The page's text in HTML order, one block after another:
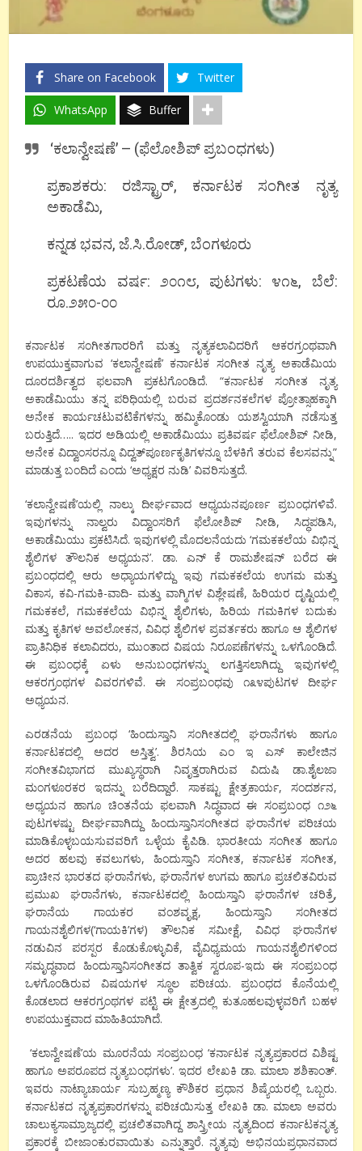
Share on Facebook Twitter
WhatsApp Buffer
‘ಕಲಾನ್ವೇಷಣೆ’ – (ಫೆಲೋಶಿಪ್ ಪ್ರಬಂಧಗಳು)
ಪ್ರಕಾಶಕರು: ರಜಿಸ್ಟ್ರಾರ್, ಕರ್ನಾಟಕ ಸಂಗೀತ ನೃತ್ಯ
ಅಕಾಡೆಮಿ,
ಕನ್ನಡ ಭವನ, ಜೆ.ಸಿ.ರೋಡ್, ಬೆಂಗಳೂರು
ಪ್ರಕಟಣೆಯ ವರ್ಷ: ೨೦೧೮, ಪುಟಗಳು: ೪೧೬, ಬೆಲೆ:
ರೂ.೨೫೦-೦೦
ಕರ್ನಾಟಕ ಸಂಗೀತಗಾರರಿಗೆ ಮತ್ತು ನೃತ್ಯಕಲಾವಿದರಿಗೆ ಆಕರಗ್ರಂಥವಾಗಿ
ಉಪಯುಕ್ತವಾಗುವ ‘ಕಲಾನ್ವೇಷಣೆ’ ಕರ್ನಾಟಕ ಸಂಗೀತ ನೃತ್ಯ ಅಕಾಡೆಮಿಯ
ದೂರದರ್ಶಿತ್ವದ ಫಲವಾಗಿ ಪ್ರಕಟಗೊಂಡಿದೆ. “ಕರ್ನಾಟಕ ಸಂಗೀತ ನೃತ್ಯ
ಅಕಾಡೆಮಿಯು ತನ್ನ ಪರಿಧಿಯಲ್ಲಿ ಬರುವ ಪ್ರದರ್ಶನಕಲೆಗಳ ಪ್ರೋತ್ಸಾಹಕ್ಕಾಗಿ
ಅನೇಕ ಕಾರ್ಯಚಟುವಟಿಕೆಗಳನ್ನು ಹಮ್ಮಿಕೊಂಡು ಯಶಸ್ವಿಯಾಗಿ ನಡೆಸುತ್ತ
ಬರುತ್ತಿದೆ….. ಇದರ ಅಡಿಯಲ್ಲಿ ಅಕಾಡೆಮಿಯು ಪ್ರತಿವರ್ಷ ಫೆಲೋಶಿಪ್ ನೀಡಿ,
ಅನೇಕ ವಿದ್ವಾಂಸರನ್ನೂ ವಿದ್ವತ್‌ಪೂರ್ಣಕೃತಿಗಳನ್ನೂ ಬೆಳಕಿಗೆ ತರುವ ಕೆಲಸವನ್ನು”
ಮಾಡುತ್ತ ಬಂದಿದೆ ಎಂದು ‘ಅಧ್ಯಕ್ಷರ ನುಡಿ’ ವಿವರಿಸುತ್ತದೆ.
‘ಕಲಾನ್ವೇಷಣೆ’ಯಲ್ಲಿ ನಾಲ್ಕು ದೀರ್ಘವಾದ ಆಧ್ಯಯನಪೂರ್ಣ ಪ್ರಬಂಧಗಳಿವೆ.
ಇವುಗಳನ್ನು ನಾಲ್ವರು ವಿದ್ವಾಂಸರಿಗೆ ಫೆಲೋಶಿಪ್ ನೀಡಿ, ಸಿದ್ಧಪಡಿಸಿ,
ಅಕಾಡೆಮಿಯು ಪ್ರಕಟಿಸಿದೆ. ಇವುಗಳಲ್ಲಿ ಮೊದಲನೆಯದು ‘ಗಮಕಕಲೆಯ ವಿಭಿನ್ನ
ಶೈಲಿಗಳ ತೌಲನಿಕ ಅಧ್ಯಯನ’. ಡಾ. ಎನ್ ಕೆ ರಾಮಶೇಷನ್ ಬರೆದ ಈ
ಪ್ರಬಂಧದಲ್ಲಿ ಆರು ಅಧ್ಯಾಯಗಳಿದ್ದು ಇವು ಗಮಕಕಲೆಯ ಉಗಮ ಮತ್ತು
ವಿಕಾಸ, ಕವಿ-ಗಮಕಿ-ವಾದಿ- ಮತ್ತು ವಾಗ್ಮಿಗಳ ವಿಶ್ಲೇಷಣೆ, ಹಿರಿಯರ ದೃಷ್ಟಿಯಲ್ಲಿ
ಗಮಕಕಲೆ, ಗಮಕಕಲೆಯ ವಿಭಿನ್ನ ಶೈಲಿಗಳು, ಹಿರಿಯ ಗಮಕಿಗಳ ಬದುಕು
ಮತ್ತು ಕೃತಿಗಳ ಅವಲೋಕನ, ವಿವಿಧ ಶೈಲಿಗಳ ಪ್ರವರ್ತಕರು ಹಾಗೂ ಆ ಶೈಲಿಗಳ
ಪ್ರಾತಿನಿಧಿಕ ಕಲಾವಿದರು, ಮುಂತಾದ ವಿಷಯ ನಿರೂಪಣೆಗಳನ್ನು ಒಳಗೊಂಡಿದೆ.
ಈ ಪ್ರಬಂಧಕ್ಕೆ ಏಳು ಅನುಬಂಧಗಳನ್ನು ಲಗತ್ತಿಸಲಾಗಿದ್ದು ಇವುಗಳಲ್ಲಿ
ಆಕರಗ್ರಂಥಗಳ ವಿವರಗಳಿವೆ. ಈ ಸಂಪ್ರಬಂಧವು ೧೩೪ಪುಟಗಳ ದೀರ್ಘ
ಅಧ್ಯಯನ.
ಎರಡನೆಯ ಪ್ರಬಂಧ ‘ಹಿಂದುಸ್ತಾನಿ ಸಂಗೀತದಲ್ಲಿ ಘರಾನೆಗಳು ಹಾಗೂ
ಕರ್ನಾಟಕದಲ್ಲಿ ಅದರ ಅಸ್ತಿತ್ವ’. ಶಿರಸಿಯ ಎಂ ಇ ಎಸ್ ಕಾಲೇಜಿನ
ಸಂಗೀತವಿಭಾಗದ ಮುಖ್ಯಸ್ಥರಾಗಿ ನಿವೃತ್ತರಾಗಿರುವ ವಿದುಷಿ ಡಾ.ಶೈಲಜಾ
ಮಂಗಳೂರಕರ ಇದನ್ನು ಬರೆದಿದ್ದಾರೆ. ಸಾಕಷ್ಟು ಕ್ಷೇತ್ರಕಾರ್ಯ, ಸಂದರ್ಶನ,
ಅಧ್ಯಯನ ಹಾಗೂ ಚಿಂತನೆಯ ಫಲವಾಗಿ ಸಿದ್ಧವಾದ ಈ ಸಂಪ್ರಬಂಧ ೧೨೬
ಪುಟಗಳಷ್ಟು ದೀರ್ಘವಾಗಿದ್ದು ಹಿಂದುಸ್ತಾನಿಸಂಗೀತದ ಘರಾನೆಗಳ ಪರಿಚಯ
ಮಾಡಿಕೊಳ್ಳಬಯಸುವವರಿಗೆ ಒಳ್ಳೆಯ ಕೈಪಿಡಿ. ಭಾರತೀಯ ಸಂಗೀತ ಹಾಗೂ
ಅದರ ಹಲವು ಕವಲುಗಳು, ಹಿಂದುಸ್ತಾನಿ ಸಂಗೀತ, ಕರ್ನಾಟಕ ಸಂಗೀತ,
ಪ್ರಾಚೀನ ಭಾರತದ ಘರಾನೆಗಳು, ಘರಾನೆಗಳ ಉಗಮ ಹಾಗೂ ಪ್ರಚಲಿತವಿರುವ
ಪ್ರಮುಖ ಘರಾನೆಗಳು, ಕರ್ನಾಟಕದಲ್ಲಿ ಹಿಂದುಸ್ತಾನಿ ಘರಾನೆಗಳ ಚರಿತ್ರೆ,
ಘರಾನೆಯ ಗಾಯಕರ ವಂಶವೃಕ್ಷ, ಹಿಂದುಸ್ತಾನಿ ಸಂಗೀತದ
ಗಾಯನಶೈಲಿಗಳ(‘ಗಾಯಕಿ’ಗಳ) ತೌಲನಿಕ ಸಮೀಕ್ಷೆ, ವಿವಿಧ ಘರಾನೆಗಳ
ನಡುವಿನ ಪರಸ್ಪರ ಕೊಡುಕೊಳ್ಳುವಿಕೆ, ವೈವಿಧ್ಯಮಯ ಗಾಯನಶೈಲಿಗಳಿಂದ
ಸಮೃದ್ಧವಾದ ಹಿಂದುಸ್ತಾನಿಸಂಗೀತದ ತಾತ್ವಿಕ ಸ್ವರೂಪ-ಇದು ಈ ಸಂಪ್ರಬಂಧ
ಒಳಗೊಂಡಿರುವ ವಿಷಯಗಳ ಸ್ಥೂಲ ಪರಿಚಯ. ಪ್ರಬಂಧದ ಕೊನೆಯಲ್ಲಿ
ಕೊಡಲಾದ ಆಕರಗ್ರಂಥಗಳ ಪಟ್ಟಿ ಈ ಕ್ಷೇತ್ರದಲ್ಲಿ ಕುತೂಹಲವುಳ್ಳವರಿಗೆ ಬಹಳ
ಉಪಯುಕ್ತವಾದ ಮಾಹಿತಿಯಾಗಿದೆ.
‘ಕಲಾನ್ವೇಷಣೆ’ಯ ಮೂರನೆಯ ಸಂಪ್ರಬಂಧ ‘ಕರ್ನಾಟಕ ನೃತ್ಯಪ್ರಕಾರದ ವಿಶಿಷ್ಟ
ಹಾಗೂ ಅಪರೂಪದ ನೃತ್ಯಬಂಧಗಳು’. ಇದರ ಲೇಖಕಿ ಡಾ. ಮಾಲಾ ಶಶಿಕಾಂತ್.
ಇವರು ನಾಟ್ಯಾಚಾರ್ಯ ಸುಬ್ರಹ್ಮಣ್ಯ ಕೌಶಿಕರ ಪ್ರಧಾನ ಶಿಷ್ಯೆಯರಲ್ಲಿ ಒಬ್ಬರು.
ಕರ್ನಾಟಕದ ನೃತ್ಯಪ್ರಕಾರಗಳನ್ನು ಪರಿಚಯಿಸುತ್ತ ಲೇಖಕಿ ಡಾ. ಮಾಲಾ ಅವರು
ಚಾಲುಕ್ಯಸಾಮ್ರಾಜ್ಯದಲ್ಲಿ ಪ್ರಚಲಿತವಾಗಿದ್ದ ಶಾಸ್ತ್ರೀಯ ನೃತ್ಯದಿಂದ ಕರ್ನಾಟಕನೃತ್ಯ
ಪ್ರಕಾರಕ್ಕೆ ಬೀಜಾಂಕುರವಾಯಿತು ಎನ್ನುತ್ತಾರೆ. ನೃತ್ಯವು ಅಭಿನಯಪ್ರಧಾನವಾದ